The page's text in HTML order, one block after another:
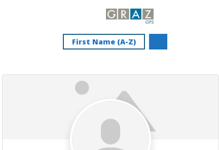
First Name (A-Z)